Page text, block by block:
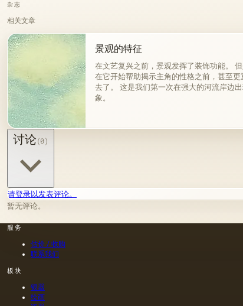
杂志
相关文章
景观的特征
在文艺复兴之前，景观发挥了装饰功能。
在它开始帮助揭示主角的性格之前，甚至
去了。 这是我们第一次在强大的河流岸边
象。
讨论(0)
请登录以发表评论。
暂无评论。
服务
估价 / 收购
联系我们
板块
银器
绘画